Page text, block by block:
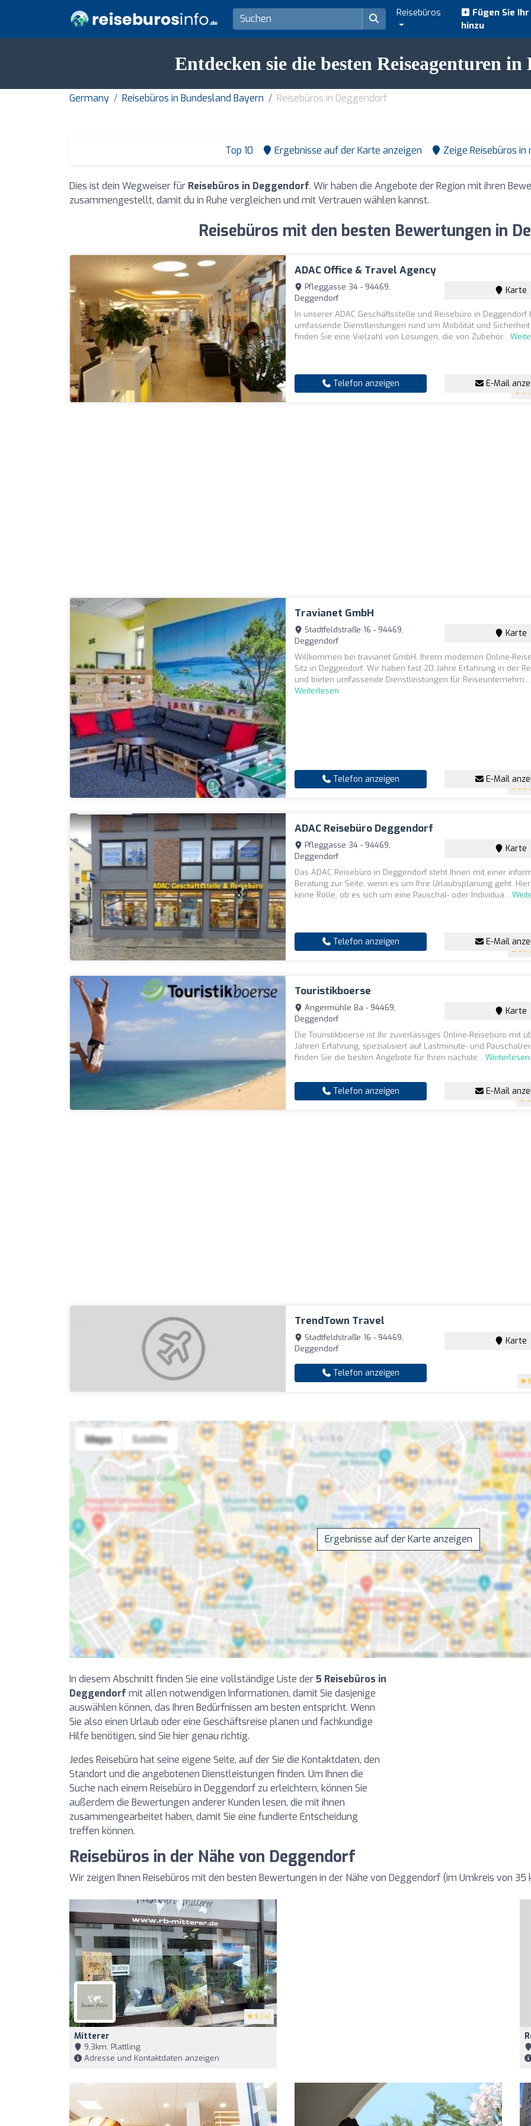
Reisebüros
Fügen Sie
hinzu
Entdecken sie die besten Reiseagenturen in
Germany Reisebüros in Bundesland Bayern Reisebüros in Deggendorf
Top 10 Ergebnisse auf der Karte anzeigen Zeige Reisebüros in
Dies ist dein Wegweiser für Reisebüros in Deggendorf. Wir haben die Angebote der Region mit ihren
zusammengestellt, damit du in Ruhe vergleichen und mit Vertrauen wählen kannst.
Reisebüros mit den besten Bewertungen in
ADAC Office & Travel Agency
4
Pfleggasse 34 - 94469,
Deggendorf
Karte
In unserer ADAC Geschäftsstelle und Reisebüro in Deggendorf
umfassende Dienstleistungen rund um Mobilität und
finden Sie eine Vielzahl von Lösungen, die von Zubehör...
Telefon anzeigen E-Mail
Travianet GmbH
3.3
Stadtfeldstraße 16 - 94469,
Deggendorf
Karte
Willkommen bei travianet GmbH, Ihrem modernen Online-
Sitz in Deggendorf. Wir haben fast 20 Jahre Erfahrung in der
und bieten umfassende Dienstleistungen für Reiseunternehm...
Weiterlesen
Telefon anzeigen E-Mail
ADAC Reisebüro Deggendorf
3.7
Pfleggasse 34 - 94469,
Deggendorf
Karte
Das ADAC Reisebüro in Deggendorf steht Ihnen mit einer
Beratung zur Seite, wenn es um Ihre Urlaubsplanung geht.
keine Rolle, ob es sich um eine Pauschal- oder Individua...
Telefon anzeigen E-Mail
Touristikboerse
5
Angermühle 8a - 94469,
Deggendorf
Karte
Die Touristikboerse ist Ihr zuverlässiges Online-Reisebüro mit
Jahren Erfahrung, spezialisiert auf Lastminute- und
finden Sie die besten Angebote für Ihren nächste...Weiterlesen
Telefon anzeigen E-Mail
TrendTown Travel
5
Stadtfeldstraße 16 - 94469,
Deggendorf
Karte
Telefon anzeigen
Ergebnisse auf der Karte anzeigen
In diesem Abschnitt finden Sie eine vollständige Liste der5 Reisebüros in
Deggendorf mit allen notwendigen Informationen, damit Sie dasjenige
auswählen können, das Ihren Bedürfnissen am besten entspricht. Wenn
Sie also einen Urlaub oder eine Geschäftsreise planen und fachkundige
Hilfe benötigen, sind Sie hier genau richtig.
Jedes Reisebüro hat seine eigene Seite, auf der Sie die Kontaktdaten, den
Standort und die angebotenen Dienstleistungen finden. Um Ihnen die
Suche nach einem Reisebüro in Deggendorf zu erleichtern, können Sie
außerdem die Bewertungen anderer Kunden lesen, die mit ihnen
zusammengearbeitet haben, damit Sie eine fundierte Entscheidung
treffen können.
Reisebüros in der Nähe von Deggendorf
Wir zeigen Ihnen Reisebüros mit den besten Bewertungen in der Nähe von Deggendorf (im Umkreis von 35
5 (14)
Mitterer
9,3km, Plattling
Adresse und Kontaktdaten anzeigen